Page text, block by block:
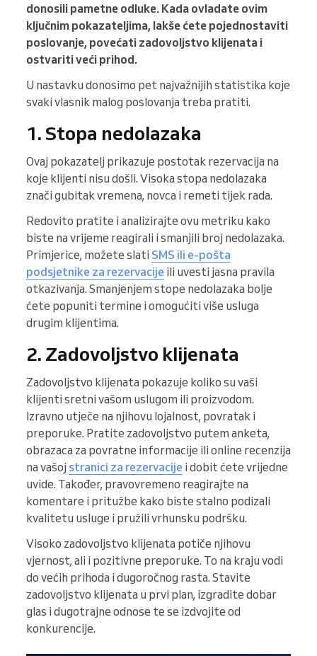
donosili pametne odluke. Kada ovladate ovim
ključnim pokazateljima, lakše ćete pojednostaviti
poslovanje, povećati zadovoljstvo klijenata i
ostvariti veći prihod.
U nastavku donosimo pet najvažnijih statistika koje
svaki vlasnik malog poslovanja treba pratiti.
1. Stopa nedolazaka
Ovaj pokazatelj prikazuje postotak rezervacija na
koje klijenti nisu došli. Visoka stopa nedolazaka
znači gubitak vremena, novca i remeti tijek rada.
Redovito pratite i analizirajte ovu metriku kako
biste na vrijeme reagirali i smanjili broj nedolazaka.
Primjerice, možete slati SMS ili e-pošta
podsjetnike za rezervacije ili uvesti jasna pravila
otkazivanja. Smanjenjem stope nedolazaka bolje
ćete popuniti termine i omogućiti više usluga
drugim klijentima.
2. Zadovoljstvo klijenata
Zadovoljstvo klijenata pokazuje koliko su vaši
klijenti sretni vašom uslugom ili proizvodom.
Izravno utječe na njihovu lojalnost, povratak i
preporuke. Pratite zadovoljstvo putem anketa,
obrazaca za povratne informacije ili online recenzija
na vašoj stranici za rezervacije i dobit ćete vrijedne
uvide. Također, pravovremeno reagirajte na
komentare i pritužbe kako biste stalno podizali
kvalitetu usluge i pružili vrhunsku podršku.
Visoko zadovoljstvo klijenata potiče njihovu
vjernost, ali i pozitivne preporuke. To na kraju vodi
do većih prihoda i dugoročnog rasta. Stavite
zadovoljstvo klijenata u prvi plan, izgradite dobar
glas i dugotrajne odnose te se izdvojite od
konkurencije.